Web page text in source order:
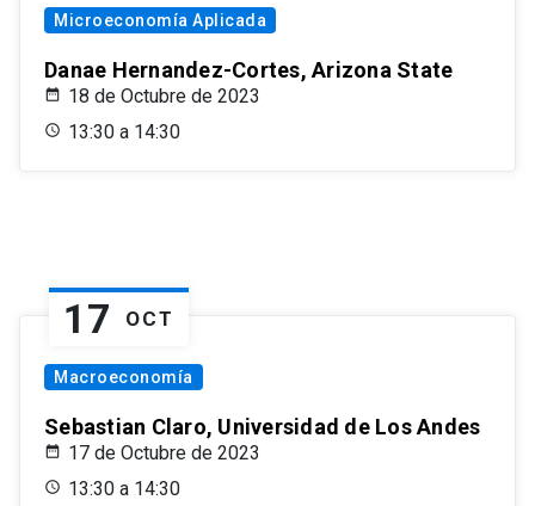
Microeconomía Aplicada
Danae Hernandez-Cortes, Arizona State
18 de Octubre de 2023
13:30 a 14:30
17 OCT
Macroeconomía
Sebastian Claro, Universidad de Los Andes
17 de Octubre de 2023
13:30 a 14:30